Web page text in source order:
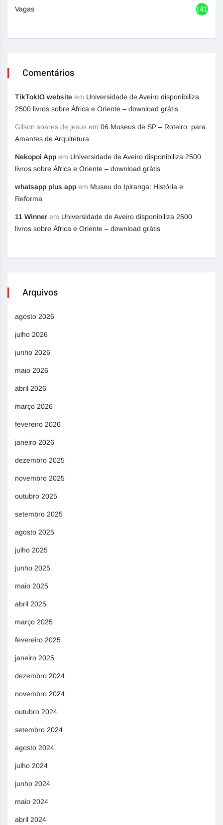
Vagas 1417
Comentários
TikTokIO website em Universidade de Aveiro disponibiliza
2500 livros sobre África e Oriente – download grátis
Gilson soares de jesus em 06 Museus de SP – Roteiro: para
Amantes de Arquitetura
Nekopoi App em Universidade de Aveiro disponibiliza 2500
livros sobre África e Oriente – download grátis
whatsapp plus app em Museu do Ipiranga: História e
Reforma
11 Winner em Universidade de Aveiro disponibiliza 2500
livros sobre África e Oriente – download grátis
Arquivos
agosto 2026
julho 2026
junho 2026
maio 2026
abril 2026
março 2026
fevereiro 2026
janeiro 2026
dezembro 2025
novembro 2025
outubro 2025
setembro 2025
agosto 2025
julho 2025
junho 2025
maio 2025
abril 2025
março 2025
fevereiro 2025
janeiro 2025
dezembro 2024
novembro 2024
outubro 2024
setembro 2024
agosto 2024
julho 2024
junho 2024
maio 2024
abril 2024